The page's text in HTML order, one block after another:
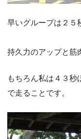
早いグループは２５
持久力のアップと筋
もちろん私は４３秒
で走ることです。